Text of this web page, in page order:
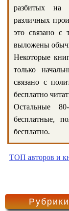
разбитых на
различных
это связано с
выложены
Некоторые
только
связано с
бесплатно
Остальные
бесплатные,
бесплатно.
ТОП авторов и
Рубрики